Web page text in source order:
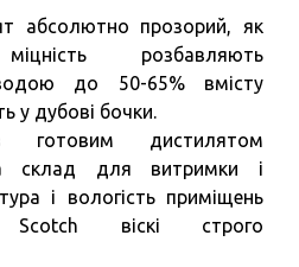
абсолютно прозорий, як
розбавляють
до 50-65% вмісту
у дубові бочки.
дистилятом
склад для витримки і
і вологість приміщень
віскі строго